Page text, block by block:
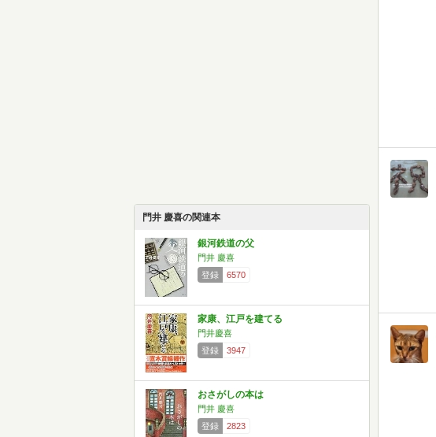
門井 慶喜の関連本
銀河鉄道の父
門井 慶喜
登録
6570
家康、江戸を建てる
門井慶喜
登録
3947
おさがしの本は
門井 慶喜
登録
2823